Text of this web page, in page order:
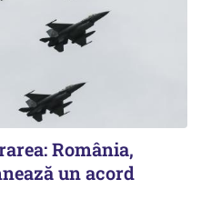
România,
un acord